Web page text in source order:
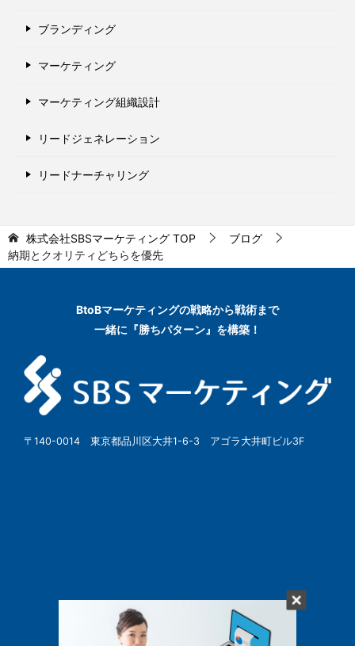
ブランディング
マーケティング
マーケティング組織設計
リードジェネレーション
リードナーチャリング
株式会社SBSマーケティング TOP
ブログ
納期とクオリティどちらを優先
BtoBマーケティングの戦略から戦術まで
一緒に『勝ちパターン』を構築！
〒140-0014 東京都品川区大井1-6-3 アゴラ大井町ビル3F